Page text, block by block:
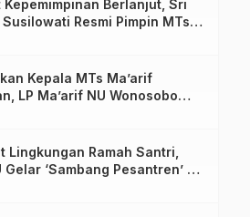
Kepemimpinan Berlanjut, Sri
Resmi Pimpin MTs
Kepala MTs Ma’arif
LP Ma’arif NU Wonosobo
Lima Amanah
Lingkungan Ramah Santri,
Gelar ‘Sambang Pesantren’ di